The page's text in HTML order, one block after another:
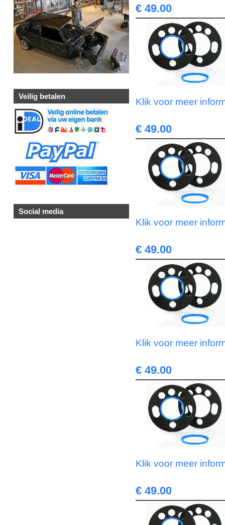
Veilig betalen
Social media
€ 49.00
Klik voor meer
€ 49.00
Klik voor meer
€ 49.00
Klik voor meer
€ 49.00
Klik voor meer
€ 49.00